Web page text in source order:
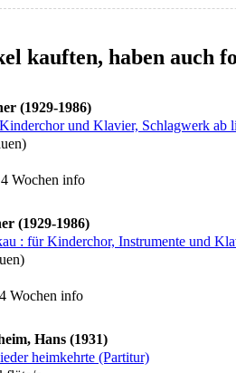
kauften, haben auch
(1929-1986)
und Klavier, Schlagwerk ab
Wochen info
(1929-1986)
: für Kinderchor, Instrumente und
Wochen info
Hans (1931)
heimkehrte (Partitur)